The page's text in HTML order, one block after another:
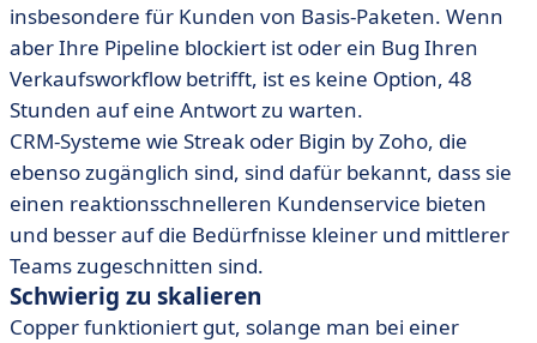
insbesondere für Kunden von Basis-Paketen. Wenn
aber Ihre Pipeline blockiert ist oder ein Bug Ihren
Verkaufsworkflow betrifft, ist es keine Option, 48
Stunden auf eine Antwort zu warten.
CRM-Systeme wie Streak oder Bigin by Zoho, die
ebenso zugänglich sind, sind dafür bekannt, dass sie
einen reaktionsschnelleren Kundenservice bieten
und besser auf die Bedürfnisse kleiner und mittlerer
Teams zugeschnitten sind.
Schwierig zu skalieren
Copper funktioniert gut, solange man bei einer